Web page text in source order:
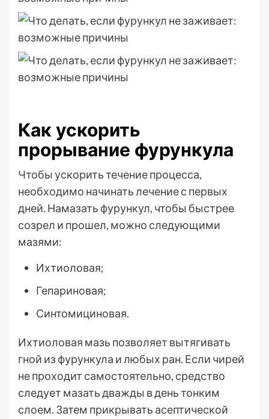
Как ускорить
прорывание фурункула
Чтобы ускорить течение процесса,
необходимо начинать лечение с первых
дней. Намазать фурункул, чтобы быстрее
созрел и прошел, можно следующими
мазями:
Ихтиоловая;
Гепариновая;
Синтомициновая.
Ихтиоловая мазь позволяет вытягивать
гной из фурункула и любых ран. Если чирей
не проходит самостоятельно, средство
следует мазать дважды в день тонким
слоем. Затем прикрывать асептической